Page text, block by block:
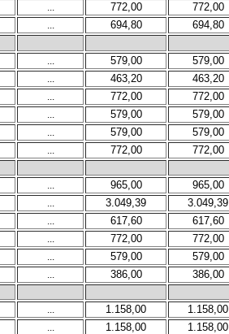
... 772,00 772,00
... 694,80 694,80
... 579,00 579,00
... 463,20 463,20
... 772,00 772,00
... 579,00 579,00
... 579,00 579,00
... 772,00 772,00
... 965,00 965,00
... 3.049,39 3.049,39
... 617,60 617,60
... 772,00 772,00
... 579,00 579,00
... 386,00 386,00
... 1.158,00 1.158,00
... 1.158,00 1.158,00